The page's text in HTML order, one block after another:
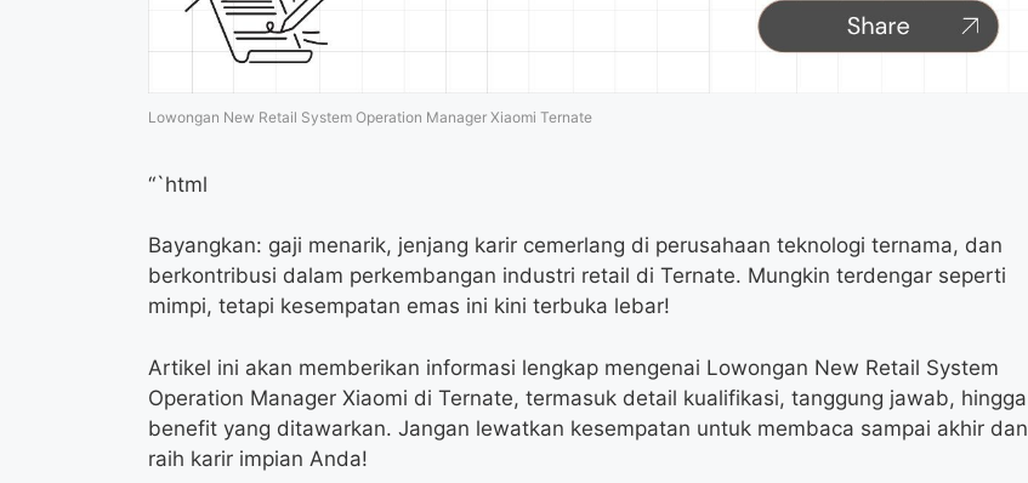
Lowongan New Retail System Operation Manager Xiaomi Ternate
“`html
Bayangkan: gaji menarik, jenjang karir cemerlang di perusahaan teknologi ternama, dan
berkontribusi dalam perkembangan industri retail di Ternate. Mungkin terdengar seperti
mimpi, tetapi kesempatan emas ini kini terbuka lebar!
Artikel ini akan memberikan informasi lengkap mengenai Lowongan New Retail System
Operation Manager Xiaomi di Ternate, termasuk detail kualifikasi, tanggung jawab, hingga
benefit yang ditawarkan. Jangan lewatkan kesempatan untuk membaca sampai akhir dan
raih karir impian Anda!